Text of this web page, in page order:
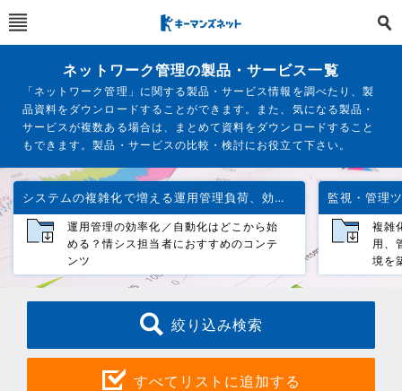
ネットワーク管理の製品・サービス一覧
「ネットワーク管理」に関する製品・サービス情報を調べたり、製
品資料をダウンロードすることができます。また、気になる製品・
サービスが複数ある場合は、まとめて資料をダウンロードすること
もできます。製品・サービスの比較・検討にお役立て下さい。
システムの複雑化で増える運用管理負荷、効率化する方法は？
運用管理の効率化／自動化はどこから始
める？情シス担当者におすすめのコンテ
ンツ
複雑
用、
境を
絞り込み検索
すべてリストに追加する